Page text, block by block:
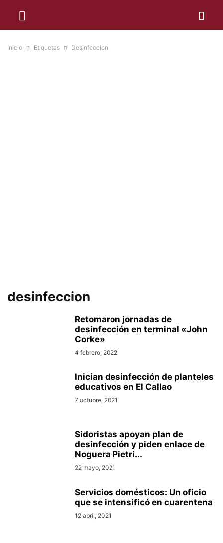
Inicio Etiquetas Desinfeccion
desinfeccion
Retomaron jornadas de
desinfección en terminal «John
Corke»
4 febrero, 2022
Inician desinfección de planteles
educativos en El Callao
7 octubre, 2021
Sidoristas apoyan plan de
desinfección y piden enlace de
Noguera Pietri...
22 mayo, 2021
Servicios domésticos: Un oficio
que se intensificó en cuarentena
12 abril, 2021